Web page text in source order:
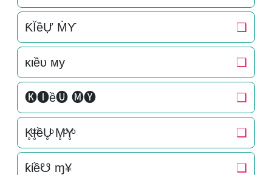
ƘĬềỰ ṀƳ ❏
ĸιềυ мy ❏
🅚🅘ề🅤 🅜🅨 ❏
K̥ͦI̥ͦềU̥ͦ M̥ͦY̥ͦ ❏
ƙίề☋ ɱ¥ ❏